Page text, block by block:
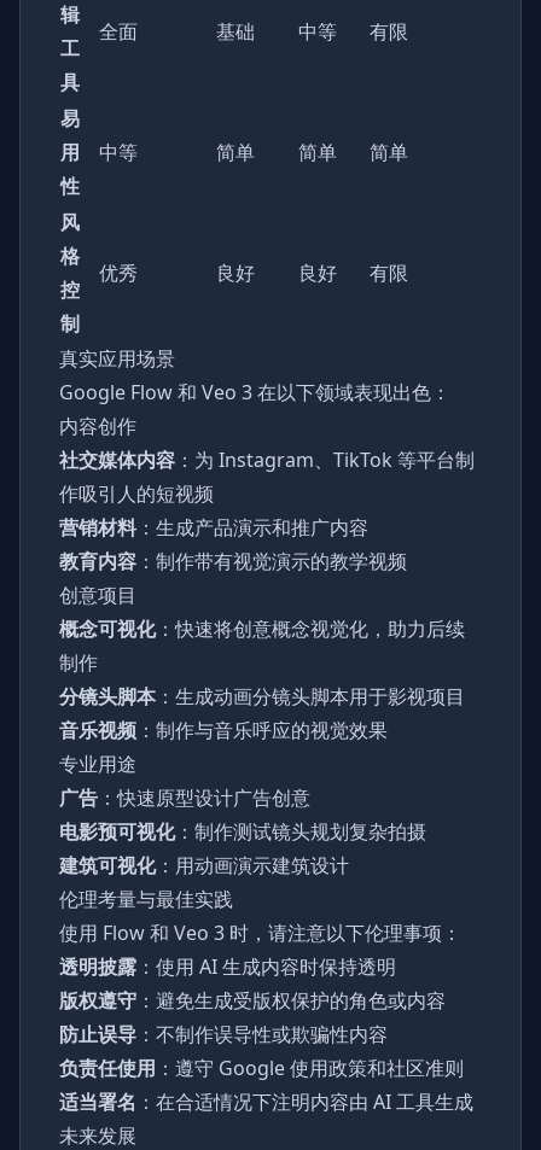
辑
工
具
全面 基础 中等 有限
易
用
性
中等 简单 简单 简单
风
格
控
制
优秀 良好 良好 有限
真实应用场景
Google Flow 和 Veo 3 在以下领域表现出色：
内容创作
社交媒体内容 ：为 Instagram、TikTok 等平台制
作吸引人的短视频
营销材料：生成产品演示和推广内容
教育内容 ：制作带有视觉演示的教学视频
创意项目
概念可视化：快速将创意概念视觉化，助力后续
制作
分镜头脚本：生成动画分镜头脚本用于影视项目
音乐视频 ：制作与音乐呼应的视觉效果
专业用途
广告 ：快速原型设计广告创意
电影预可视化：制作测试镜头规划复杂拍摄
建筑可视化：用动画演示建筑设计
伦理考量与最佳实践
使用 Flow 和 Veo 3 时，请注意以下伦理事项：
透明披露 ：使用 AI 生成内容时保持透明
版权遵守 ：避免生成受版权保护的角色或内容
防止误导 ：不制作误导性或欺骗性内容
负责任使用 ：遵守 Google 使用政策和社区准则
适当署名 ：在合适情况下注明内容由 AI 工具生成
未来发展